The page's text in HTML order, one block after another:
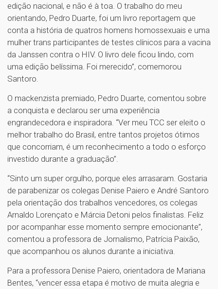
edição nacional, e não é à toa. O trabalho do meu
orientando, Pedro Duarte, foi um livro reportagem que
conta a história de quatros homens homossexuais e uma
mulher trans participantes de testes clínicos para a vacina
da Janssen contra o HIV. O livro dele ficou lindo, com
uma edição belíssima. Foi merecido”, comemorou
Santoro.
O mackenzista premiado, Pedro Duarte, comentou sobre
a conquista e declarou ser uma experiência
engrandecedora e inspiradora. “Ver meu TCC ser eleito o
melhor trabalho do Brasil, entre tantos projetos ótimos
que concorriam, é um reconhecimento a todo o esforço
investido durante a graduação”.
“Sinto um super orgulho, porque eles arrasaram. Gostaria
de parabenizar os colegas Denise Paiero e André Santoro
pela orientação dos trabalhos vencedores, os colegas
Arnaldo Lorençato e Márcia Detoni pelos finalistas. Feliz
por acompanhar esse momento sempre emocionante”,
comentou a professora de Jornalismo, Patrícia Paixão,
que acompanhou os alunos durante a iniciativa.
Para a professora Denise Paiero, orientadora de Mariana
Bentes, “vencer essa etapa é motivo de muita alegria e